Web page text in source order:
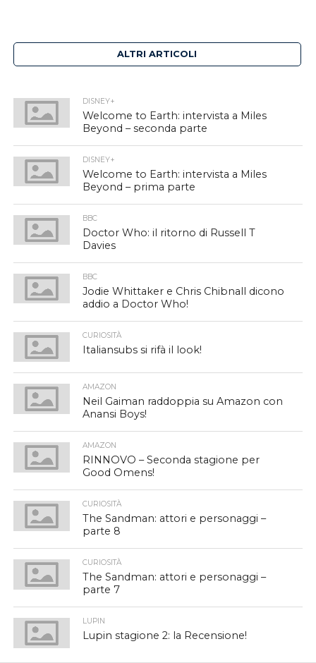
ALTRI ARTICOLI
DISNEY+
Welcome to Earth: intervista a Miles
Beyond – seconda parte
DISNEY+
Welcome to Earth: intervista a Miles
Beyond – prima parte
BBC
Doctor Who: il ritorno di Russell T
Davies
BBC
Jodie Whittaker e Chris Chibnall dicono
addio a Doctor Who!
CURIOSITÀ
Italiansubs si rifà il look!
AMAZON
Neil Gaiman raddoppia su Amazon con
Anansi Boys!
AMAZON
RINNOVO – Seconda stagione per
Good Omens!
CURIOSITÀ
The Sandman: attori e personaggi –
parte 8
CURIOSITÀ
The Sandman: attori e personaggi –
parte 7
LUPIN
Lupin stagione 2: la Recensione!